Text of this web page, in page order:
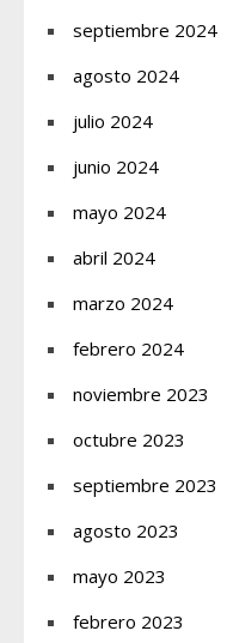
septiembre 2024
agosto 2024
julio 2024
junio 2024
mayo 2024
abril 2024
marzo 2024
febrero 2024
noviembre 2023
octubre 2023
septiembre 2023
agosto 2023
mayo 2023
febrero 2023